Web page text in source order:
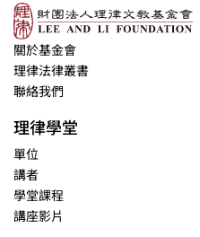
關於基金會
理律法律叢書
聯絡我們
理律學堂
單位
講者
學堂課程
講座影片